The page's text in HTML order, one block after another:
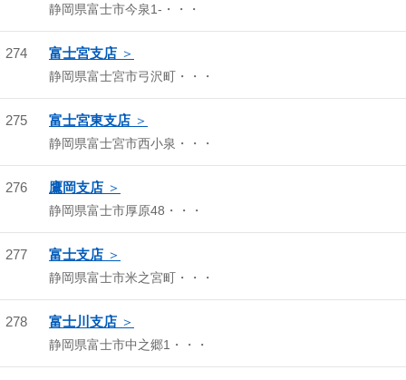
静岡県富士市今泉1-・・・
274 富士宮支店
静岡県富士宮市弓沢町・・・
275 富士宮東支店
静岡県富士宮市西小泉・・・
276 鷹岡支店
静岡県富士市厚原48・・・
277 富士支店
静岡県富士市米之宮町・・・
278 富士川支店
静岡県富士市中之郷1・・・